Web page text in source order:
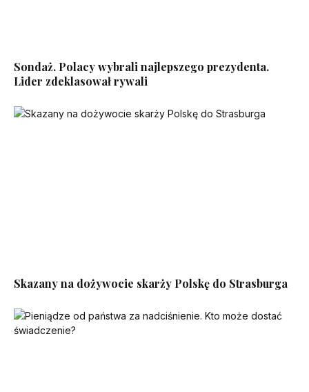
Sondaż. Polacy wybrali najlepszego prezydenta.
Lider zdeklasował rywali
Skazany na dożywocie skarży Polskę do Strasburga